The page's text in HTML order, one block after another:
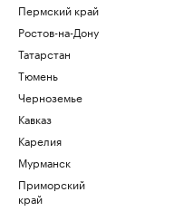
Пермский край
Ростов-на-Дону
Татарстан
Тюмень
Черноземье
Кавказ
Карелия
Мурманск
Приморский
край